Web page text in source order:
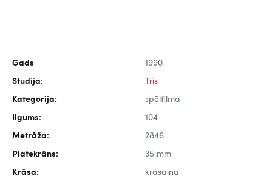
Gads 1990
Studija: Trīs
Kategorija: spēlfilma
Ilgums: 104
Metrāža: 2846
Platekrāns: 35 mm
Krāsa: krāsaina